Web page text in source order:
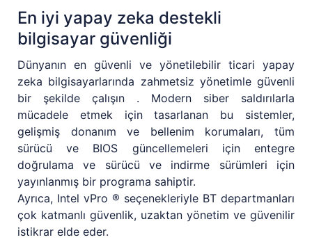
En iyi yapay zeka destekli
bilgisayar güvenliği
Dünyanın en güvenli ve yönetilebilir ticari yapay
zeka bilgisayarlarında zahmetsiz yönetimle güvenli
bir şekilde çalışın . Modern siber saldırılarla
mücadele etmek için tasarlanan bu sistemler,
gelişmiş donanım ve bellenim korumaları, tüm
sürücü ve BIOS güncellemeleri için entegre
doğrulama ve sürücü ve indirme sürümleri için
yayınlanmış bir programa sahiptir.
Ayrıca, Intel vPro ® seçenekleriyle BT departmanları
çok katmanlı güvenlik, uzaktan yönetim ve güvenilir
istikrar elde eder.